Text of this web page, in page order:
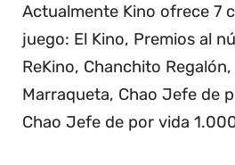
Actualmente Kino ofrece 7
juego: El Kino, Premios al
ReKino, Chanchito
Marraqueta, Chao Jefe de
Chao Jefe de por vida